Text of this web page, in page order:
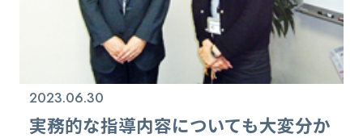
所帯は...
2023.06.30
実務的な指導内容についても大変分か